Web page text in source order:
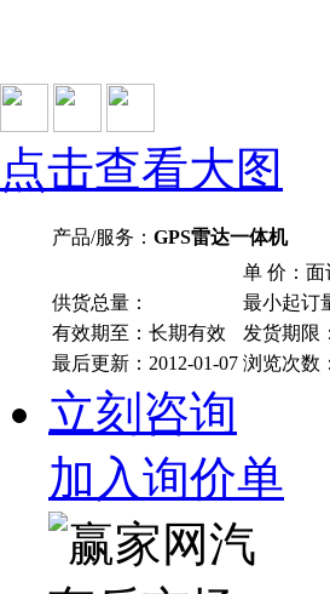
点击查看大图
产品/服务： GPS雷达一体机
单 价：面
供货总量：
最小起订
有效期至：长期有效
发货期限
最后更新：2012-01-07 浏览次数：
立刻咨询
加入询价单